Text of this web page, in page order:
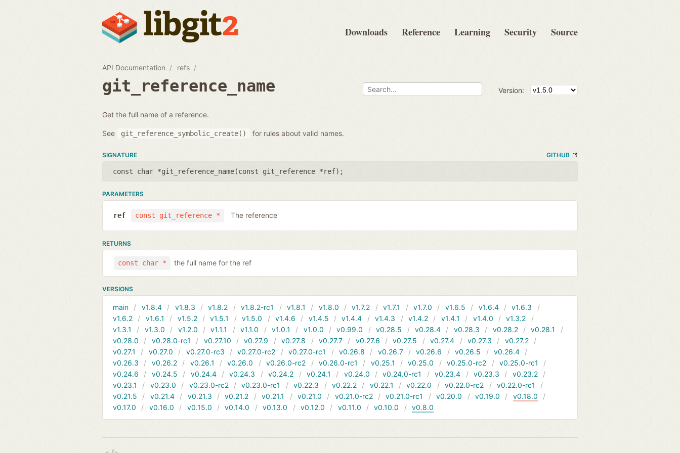
Downloads Reference Learning Security Source
API Documentation refs
git_reference_name Version:
Get the full name of a reference.
See git_reference_symbolic_create() for rules about valid names.
SIGNATURE GITHUB
const char *git_reference_name(const git_reference *ref);
PARAMETERS
const git_reference *
ref The reference
RETURNS
const char * the full name for the ref
VERSIONS
main v1.8.4 v1.8.3 v1.8.2 v1.8.2-rc1 v1.8.1 v1.8.0 v1.7.2 v1.7.1 v1.7.0 v1.6.5 v1.6.4
v1.6.3
v1.6.2
v1.6.1 v1.5.2 v1.5.1 v1.5.0 v1.4.6 v1.4.5 v1.4.4 v1.4.3 v1.4.2 v1.4.1 v1.4.0
v1.3.2
v1.3.1
v1.3.0 v1.2.0 v1.1.1 v1.1.0 v1.0.1 v1.0.0 v0.99.0 v0.28.5 v0.28.4 v0.28.3 v0.28.2
v0.28.1
v0.28.0
v0.28.0-rc1 v0.27.10 v0.27.9 v0.27.8 v0.27.7 v0.27.6 v0.27.5 v0.27.4 v0.27.3
v0.27.2
v0.27.1
v0.27.0 v0.27.0-rc3 v0.27.0-rc2 v0.27.0-rc1 v0.26.8 v0.26.7 v0.26.6 v0.26.5
v0.26.4
v0.26.3
v0.26.2 v0.26.1 v0.26.0 v0.26.0-rc2 v0.26.0-rc1 v0.25.1 v0.25.0 v0.25.0-rc2
v0.25.0-rc1
v0.24.6
v0.24.5 v0.24.4 v0.24.3 v0.24.2 v0.24.1 v0.24.0 v0.24.0-rc1 v0.23.4 v0.23.3
v0.23.2
v0.23.1
v0.23.0 v0.23.0-rc2 v0.23.0-rc1 v0.22.3 v0.22.2 v0.22.1 v0.22.0 v0.22.0-rc2
v0.22.0-rc1
v0.21.5
v0.21.4 v0.21.3 v0.21.2 v0.21.1 v0.21.0 v0.21.0-rc2 v0.21.0-rc1 v0.20.0 v0.19.0
v0.18.0
v0.17.0
v0.16.0 v0.15.0 v0.14.0 v0.13.0 v0.12.0 v0.11.0 v0.10.0 v0.8.0